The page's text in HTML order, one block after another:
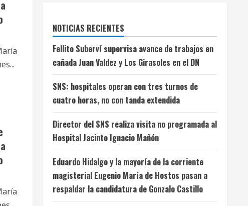
NOTICIAS RECIENTES
Fellito Suberví supervisa avance de trabajos en
cañada Juan Valdez y Los Girasoles en el DN
SNS: hospitales operan con tres turnos de
cuatro horas, no con tanda extendida
Director del SNS realiza visita no programada al
Hospital Jacinto Ignacio Mañón
Eduardo Hidalgo y la mayoría de la corriente
magisterial Eugenio María de Hostos pasan a
respaldar la candidatura de Gonzalo Castillo